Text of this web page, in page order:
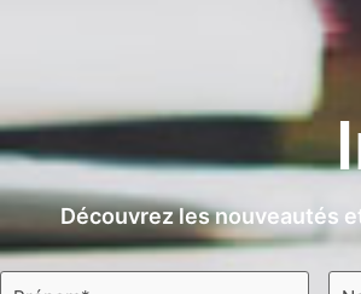
Découvrez les nouveautés
Prénom